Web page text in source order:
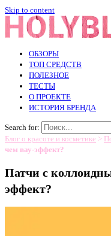
Skip to content
ОБЗОРЫ
ТОП СРЕДСТВ
ПОЛЕЗНОЕ
ТЕСТЫ
О ПРОЕКТЕ
ИСТОРИЯ БРЕНДА
Search for:
Блог о красоте и косметике >
чем вау-эффект?
Патчи с
эффект?